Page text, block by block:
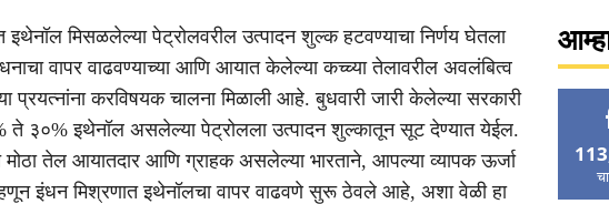
इथेनॉल मिसळलेल्या पेट्रोलवरील उत्पादन शुल्क हटवण्याचा निर्णय घेतला
वापर वाढवण्याच्या आणि आयात केलेल्या कच्च्या तेलावरील अवलंबित्व
प्रयत्नांना करविषयक चालना मिळाली आहे. बुधवारी जारी केलेल्या सरकारी
३०% इथेनॉल असलेल्या पेट्रोलला उत्पादन शुल्कातून सूट देण्यात येईल.
मोठा तेल आयातदार आणि ग्राहक असलेल्या भारताने, आपल्या व्यापक ऊर्जा
म्हणून इंधन मिश्रणात इथेनॉलचा वापर वाढवणे सुरू ठेवले आहे, अशा वेळी हा